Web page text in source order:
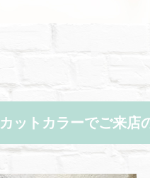
カットカラーでご来店